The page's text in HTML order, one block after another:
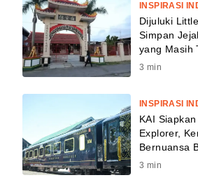
Dijuluki
Simpan
yang Masih
3 min
KAI
Explorer,
Bernuansa
3 min